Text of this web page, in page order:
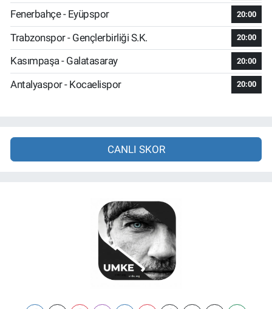
Fenerbahçe - Eyüpspor 20:00
Trabzonspor - Gençlerbirliği S.K. 20:00
Kasımpaşa - Galatasaray 20:00
Antalyaspor - Kocaelispor 20:00
CANLI SKOR